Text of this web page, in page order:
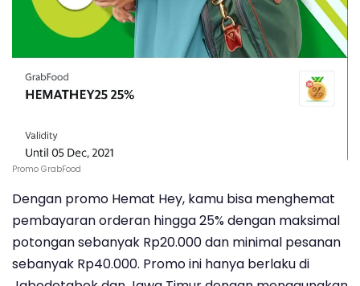
Promo GrabFood
Dengan promo Hemat Hey, kamu bisa menghemat
pembayaran orderan hingga 25% dengan maksimal
potongan sebanyak Rp20.000 dan minimal pesanan
sebanyak Rp40.000. Promo ini hanya berlaku di